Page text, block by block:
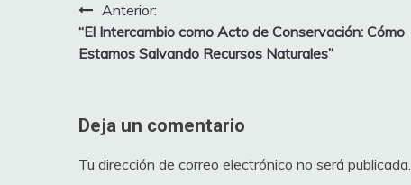
Navegación
de
Anterior:
“El Intercambio como Acto de Conservación: Cómo
Estamos Salvando Recursos Naturales”
Deja un comentario
Tu dirección de correo electrónico no será publicada.